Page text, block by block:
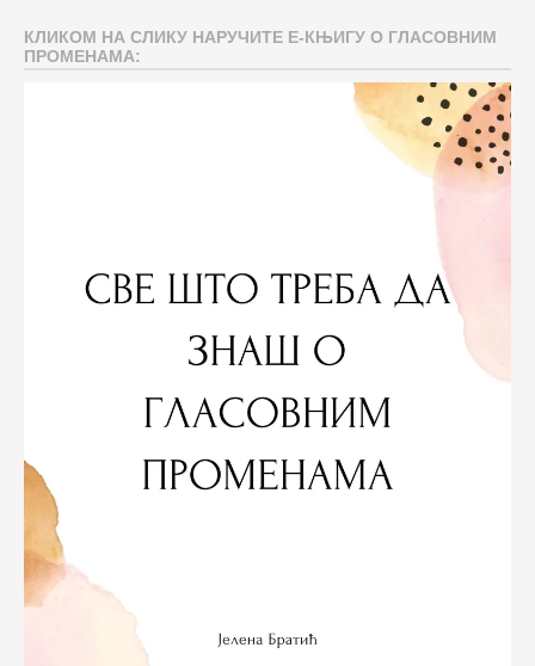
КЛИКОМ НА СЛИКУ НАРУЧИТЕ Е-КЊИГУ О ГЛАСОВНИМ
ПРОМЕНАМА: